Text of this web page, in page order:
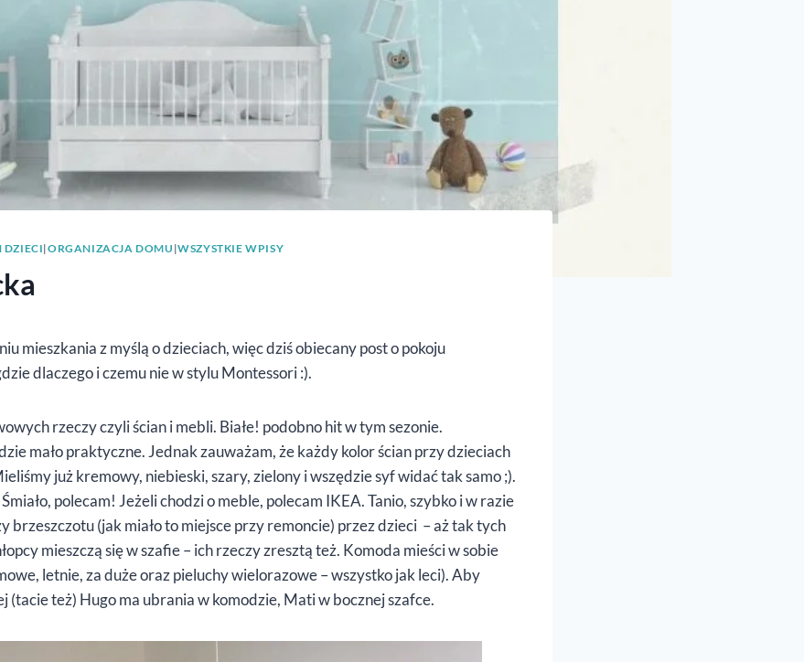
DZIECI|ORGANIZACJA DOMU |WSZYSTKIE WPISY
mieszkania z myślą o dzieciach, więc dziś obiecany post o pokoju
dlaczego i czemu nie w stylu Montessori :).
rzeczy czyli ścian i mebli. Białe! podobno hit w tym sezonie.
mało praktyczne. Jednak zauważam, że każdy kolor ścian przy dzieciach
już kremowy, niebieski, szary, zielony i wszędzie syf widać tak samo ;).
polecam! Jeżeli chodzi o meble, polecam IKEA. Tanio, szybko i w razie
brzeszczotu (jak miało to miejsce przy remoncie) przez dzieci – aż tak tych
mieszczą się w szafie – ich rzeczy zresztą też. Komoda mieści w sobie
letnie, za duże oraz pieluchy wielorazowe – wszystko jak leci). Aby
(tacie też) Hugo ma ubrania w komodzie, Mati w bocznej szafce.